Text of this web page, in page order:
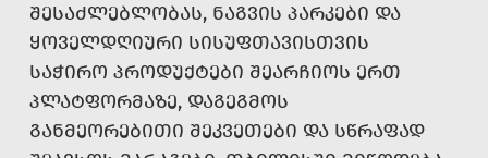
ᲨᲔᲡᲐᲫᲚᲔᲑᲚᲝᲑᲐᲡ, ᲜᲐᲒᲕᲘᲡ ᲞᲐᲠᲙᲔᲑᲘ ᲓᲐ
ᲧᲝᲕᲔᲚᲓᲦᲘᲣᲠᲘ ᲡᲘᲡᲣᲤᲗᲐᲕᲘᲡᲗᲕᲘᲡ
ᲡᲐᲭᲘᲠᲝ ᲞᲠᲝᲓᲣᲥᲢᲔᲑᲘ ᲨᲔᲐᲠᲩᲘᲝᲡ ᲔᲠᲗ
ᲞᲚᲐᲢᲤᲝᲠᲛᲐᲖᲔ, ᲓᲐᲒᲔᲒᲛᲝᲡ
ᲒᲐᲜᲛᲔᲝᲠᲔᲑᲘᲗᲘ ᲨᲔᲙᲕᲔᲗᲔᲑᲘ ᲓᲐ ᲡᲬᲠᲐᲤᲐᲓ